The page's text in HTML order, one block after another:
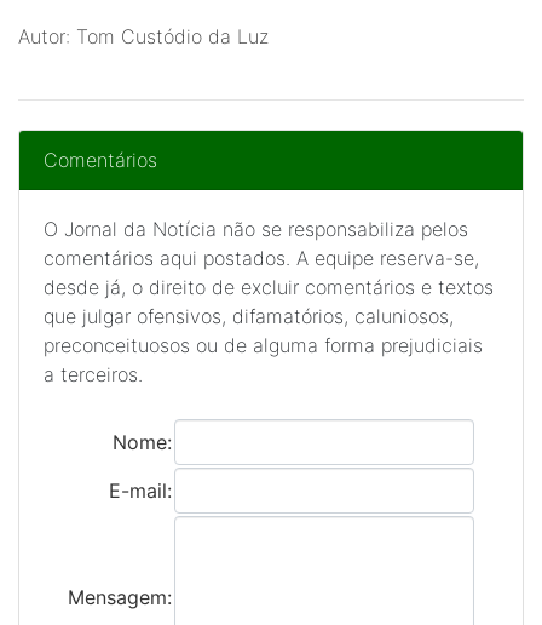
Autor: Tom Custódio da Luz
Comentários
O Jornal da Notícia não se responsabiliza pelos
comentários aqui postados. A equipe reserva-se,
desde já, o direito de excluir comentários e textos
que julgar ofensivos, difamatórios, caluniosos,
preconceituosos ou de alguma forma prejudiciais
a terceiros.
Nome:
E-mail:
Mensagem: